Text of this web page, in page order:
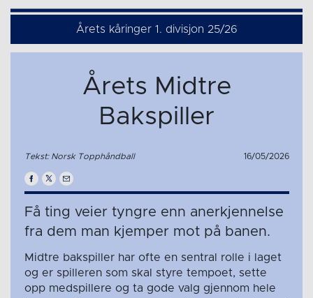
Årets kåringer 1. divisjon 25/26
Årets Midtre
Bakspiller
Tekst: Norsk Topphåndball 16/05/2026
Få ting veier tyngre enn anerkjennelse
fra dem man kjemper mot på banen.
Midtre bakspiller har ofte en sentral rolle i laget
og er spilleren som skal styre tempoet, sette
opp medspillere og ta gode valg gjennom hele